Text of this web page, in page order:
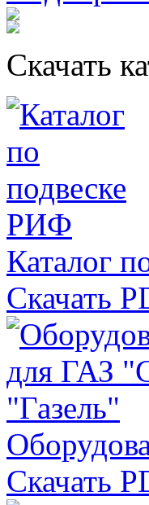
Скачать
Каталог
Скачать
Скачать